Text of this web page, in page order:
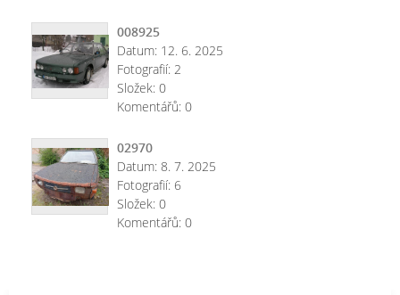
008925
Datum: 12. 6. 2025
Fotografií: 2
Složek: 0
Komentářů: 0
02970
Datum: 8. 7. 2025
Fotografií: 6
Složek: 0
Komentářů: 0